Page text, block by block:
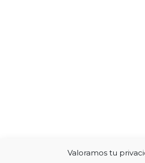
Valoramos tu